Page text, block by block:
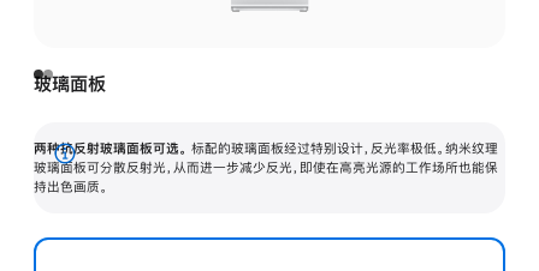
玻璃面板
两种抗反射玻璃面板可选。 标配的玻璃面板经过特别设计，反光率极低。纳米纹理
玻璃面板可分散反射光，从而进一步减少反光，即使在高亮光源的工作场所也能保
持出色画质。
展
开